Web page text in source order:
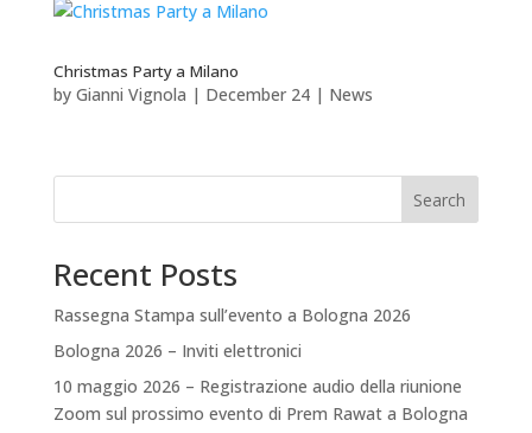
Christmas Party a Milano
by Gianni Vignola | December 24| News
Search
Recent Posts
Rassegna Stampa sull’evento a Bologna 2026
Bologna 2026 – Inviti elettronici
10 maggio 2026 – Registrazione audio della riunione
Zoom sul prossimo evento di Prem Rawat a Bologna